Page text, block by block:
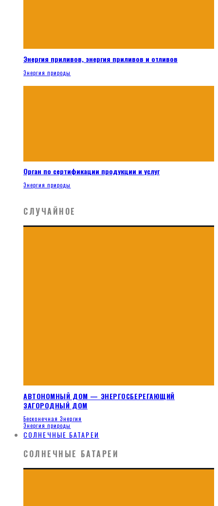
Энергия приливов, энергия приливов и отливов
Энергия природы
Орган по сертификации продукции и услуг
Энергия природы
СЛУЧАЙНОЕ
АВТОНОМНЫЙ ДОМ — ЭНЕРГОСБЕРЕГАЮЩИЙ
ЗАГОРОДНЫЙ ДОМ
Бесконечная Энергия
Энергия природы
СОЛНЕЧНЫЕ БАТАРЕИ
СОЛНЕЧНЫЕ БАТАРЕИ